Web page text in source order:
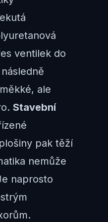
ventilek do
ale
Stavební
pak těží
nemůže
naprosto